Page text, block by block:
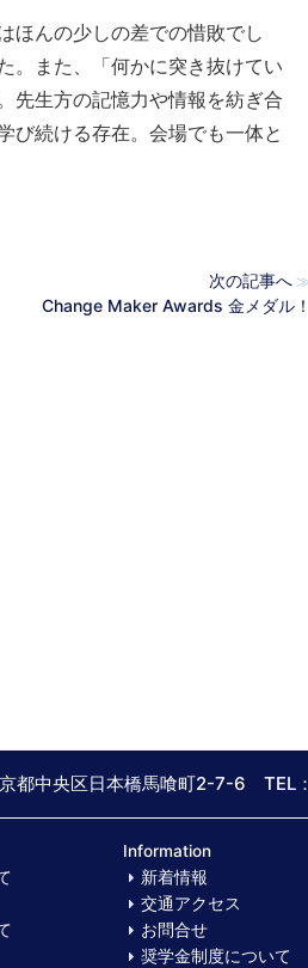
ほんの少しの差での惜敗でし
。また、「何かに突き抜けてい
先生方の記憶力や情報を紡ぎ合
び続ける存在。会場でも一体と
次の記事へ
Change Maker Awards 金メダル！
中央区日本橋馬喰町2-7-6 TEL
Information
新着情報
交通アクセス
お問合せ
奨学金制度について